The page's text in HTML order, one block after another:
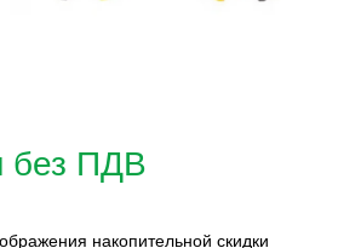
без ПДВ
накопительной скидки